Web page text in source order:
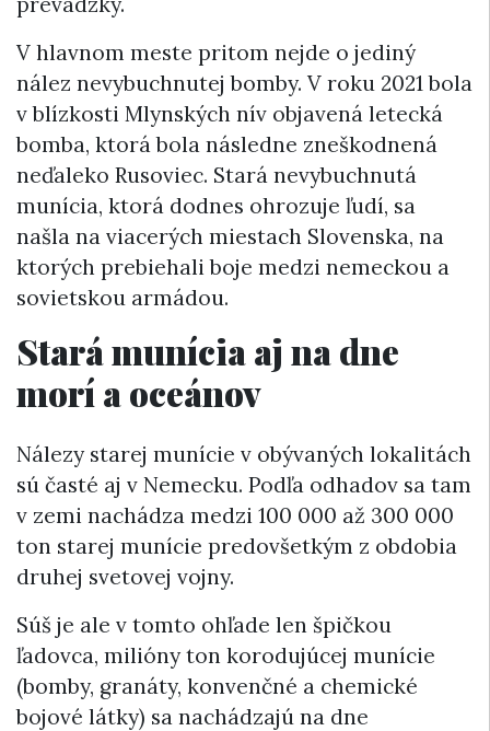
V hlavnom meste pritom nejde o jediný
nález nevybuchnutej bomby. V roku 2021 bola
v blízkosti Mlynských nív objavená letecká
bomba, ktorá bola následne zneškodnená
neďaleko Rusoviec. Stará nevybuchnutá
munícia, ktorá dodnes ohrozuje ľudí, sa
našla na viacerých miestach Slovenska, na
ktorých prebiehali boje medzi nemeckou a
sovietskou armádou.
Stará munícia aj na dne
morí a oceánov
Nálezy starej munície v obývaných lokalitách
sú časté aj v Nemecku. Podľa odhadov sa tam
v zemi nachádza medzi 100 000 až 300 000
ton starej munície predovšetkým z obdobia
druhej svetovej vojny.
Súš je ale v tomto ohľade len špičkou
ľadovca, milióny ton korodujúcej munície
(bomby, granáty, konvenčné a chemické
bojové látky) sa nachádzajú na dne